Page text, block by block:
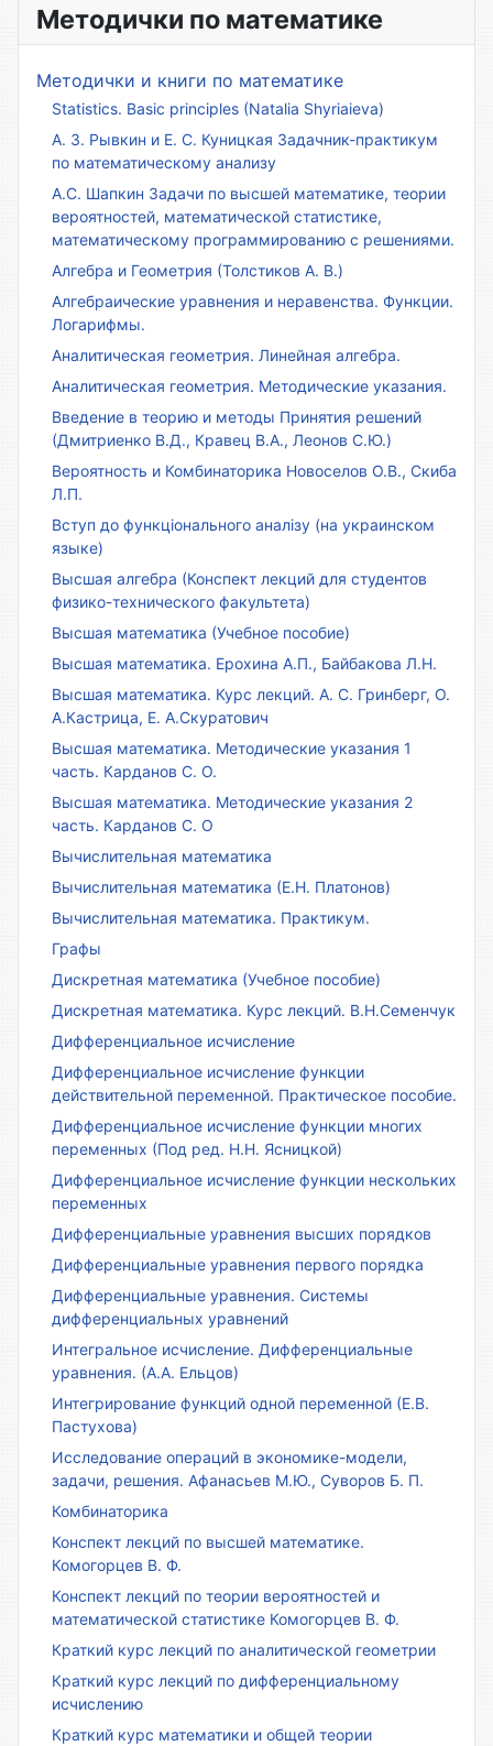
Методички по математике
Методички и книги по математике
Statistics. Basic principles (Natalia Shyriaieva)
А. З. Рывкин и Е. С. Куницкая Задачник-практикум
по математическому анализу
А.С. Шапкин Задачи по высшей математике, теории
вероятностей, математической статистике,
математическому программированию с решениями.
Алгебра и Геометрия (Толстиков А. В.)
Алгебраические уравнения и неравенства. Функции.
Логарифмы.
Аналитическая геометрия. Линейная алгебра.
Аналитическая геометрия. Методические указания.
Введение в теорию и методы Принятия решений
(Дмитриенко В.Д., Кравец В.А., Леонов С.Ю.)
Вероятность и Комбинаторика Новоселов О.В., Скиба
Л.П.
Вступ до функціонального аналізу (на украинском
языке)
Высшая алгебра (Конспект лекций для студентов
физико-технического факультета)
Высшая математика (Учебное пособие)
Высшая математика. Ерохина А.П., Байбакова Л.Н.
Высшая математика. Курс лекций. А. С. Гринберг, О.
А.Кастрица, Е. А.Скуратович
Высшая математика. Методические указания 1
часть. Карданов С. О.
Высшая математика. Методические указания 2
часть. Карданов С. О
Вычислительная математика
Вычислительная математика (Е.Н. Платонов)
Вычислительная математика. Практикум.
Графы
Дискретная математика (Учебное пособие)
Дискретная математика. Курс лекций. В.Н.Семенчук
Дифференциальное исчисление
Дифференциальное исчисление функции
действительной переменной. Практическое пособие.
Дифференциальное исчисление функции многих
переменных (Под ред. Н.Н. Ясницкой)
Дифференциальное исчисление функции нескольких
переменных
Дифференциальные уравнения высших порядков
Дифференциальные уравнения первого порядка
Дифференциальные уравнения. Системы
дифференциальных уравнений
Интегральное исчисление. Дифференциальные
уравнения. (А.А. Ельцов)
Интегрирование функций одной переменной (Е.В.
Пастухова)
Исследование операций в экономике-модели,
задачи, решения. Афанасьев М.Ю., Суворов Б. П.
Комбинаторика
Конспект лекций по высшей математике.
Комогорцев В. Ф.
Конспект лекций по теории вероятностей и
математической статистике Комогорцев В. Ф.
Краткий курс лекций по аналитической геометрии
Краткий курс лекций по дифференциальному
исчислению
Краткий курс математики и общей теории